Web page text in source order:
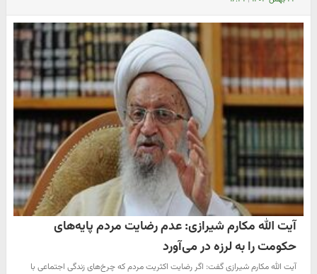
آیت الله مکارم شیرازی: عدم رضایت مردم پایه‌های
حکومت را به لرزه در می‌آورد
آیت الله مکارم شیرازی گفت: اگر رضایت اکثریت مردم که چرخ‌‌های زندگی اجتماعی با